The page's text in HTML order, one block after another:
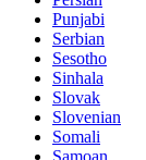
Punjabi
Serbian
Sesotho
Sinhala
Slovak
Slovenian
Somali
Samoan